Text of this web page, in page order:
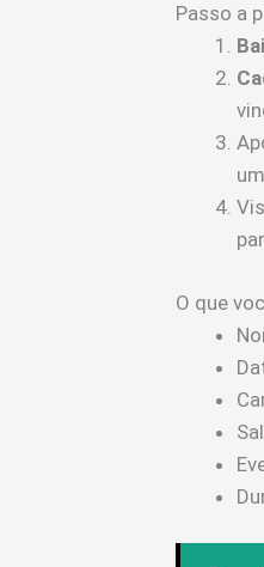
Passo a
O que